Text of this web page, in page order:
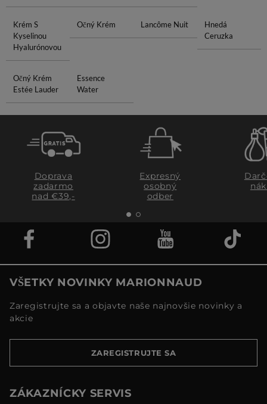
Krém S
Kyselinou
Hyalurónovou
Očný Krém Lancôme Nuit
Hnedá
Ceruzka
Očný Krém
Estée Lauder
Essence
Water
Doprava
zadarmo
nad €39,-
Expresný
osobný
odber
VŠETKY NOVINKY MARIONNAUD
Zaregistrujte sa a objavte naše najnovšie novinky a
akcie
ZAREGISTRUJTE SA
ZÁKAZNÍCKY SERVIS